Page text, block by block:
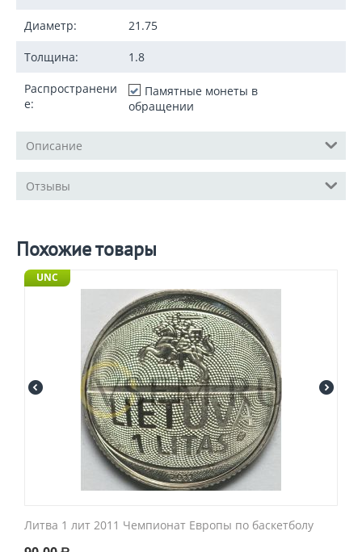
Диаметр: 21.75
Толщина: 1.8
Распространени
е:
Памятные монеты в
обращении
Описание
Отзывы
Похожие товары
UNC
Литва 1 лит 2011 Чемпионат Европы по баскетболу